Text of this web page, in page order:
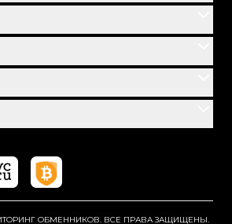
ОБМЕННИКОВ. ВСЕ ПРАВА ЗАЩИЩЕНЫ.